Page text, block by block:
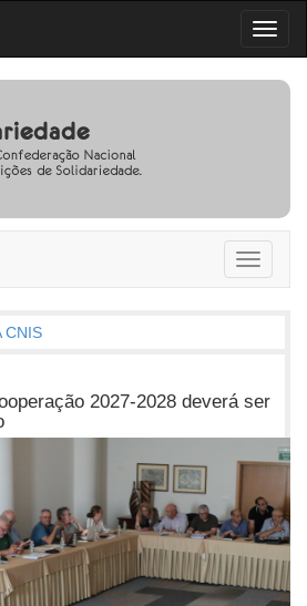
Toggle
CNIS
2027-2028 deverá ser